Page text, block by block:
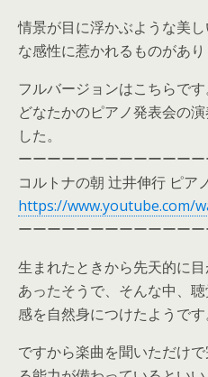
情景が目に浮かぶような美
な感性に惹かれるものがあり
フルバージョンはこちらです
どなたかのピアノ発表会の
した。
ーーーーーーーーーーーー
コルトナの朝 辻井伸行 ピア
https://www.youtube.com/
ーーーーーーーーーーーー
生まれたときから先天的に
あったそうで、そんな中、
感を自然身につけたようです
ですから楽曲を聞いただけ